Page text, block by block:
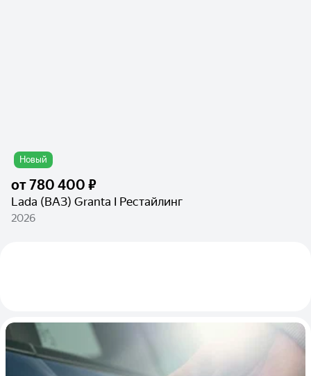
Новый
от780 400 ₽
Lada (ВАЗ) Granta I Рестайлинг
2026